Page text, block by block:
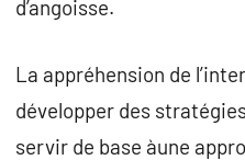
d’angoisse.
La appréhension de
développer des
servir de base àune